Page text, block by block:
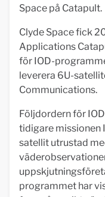
Space på Catapult.
Clyde Space fick
Applications
för IOD-
leverera 6U-
Communications.
Följdordern för
tidigare missionen
satellit utrustad
programmet har